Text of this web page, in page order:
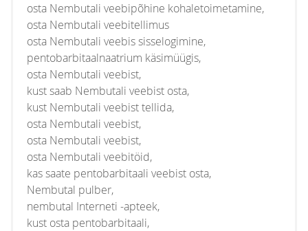
osta Nembutali veebipõhine kohaletoimetamine,
osta Nembutali veebitellimus
osta Nembutali veebis sisselogimine,
pentobarbitaalnaatrium käsimüügis,
osta Nembutali veebist,
kust saab Nembutali veebist osta,
kust Nembutali veebist tellida,
osta Nembutali veebist,
osta Nembutali veebist,
osta Nembutali veebitöid,
kas saate pentobarbitaali veebist osta,
Nembutal pulber,
nembutal Interneti -apteek,
kust osta pentobarbitaali,